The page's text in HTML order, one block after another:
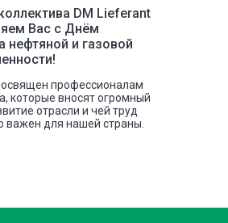
DM Lieferant
Вас с Днём
нефтяной и газовой
профессионалам
которые вносят огромный
отрасли и чей труд
важен для нашей страны.